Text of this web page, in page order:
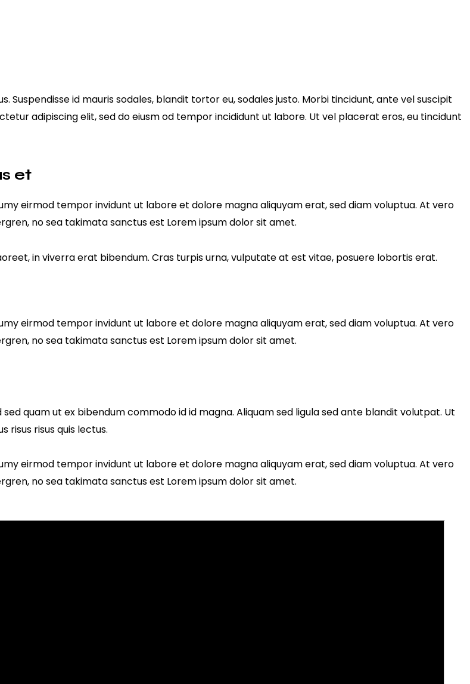
Suspendisse id mauris sodales, blandit tortor eu, sodales justo. Morbi tincidunt, ante vel suscipit
adipiscing elit, sed do eiusm od tempor incididunt ut labore. Ut vel placerat eros, eu tincidunt
et
eirmod tempor invidunt ut labore et dolore magna aliquyam erat, sed diam voluptua. At vero
no sea takimata sanctus est Lorem ipsum dolor sit amet.
in viverra erat bibendum. Cras turpis urna, vulputate at est vitae, posuere lobortis erat.
eirmod tempor invidunt ut labore et dolore magna aliquyam erat, sed diam voluptua. At vero
no sea takimata sanctus est Lorem ipsum dolor sit amet.
quam ut ex bibendum commodo id id magna. Aliquam sed ligula sed ante blandit volutpat. Ut
risus risus quis lectus.
eirmod tempor invidunt ut labore et dolore magna aliquyam erat, sed diam voluptua. At vero
no sea takimata sanctus est Lorem ipsum dolor sit amet.